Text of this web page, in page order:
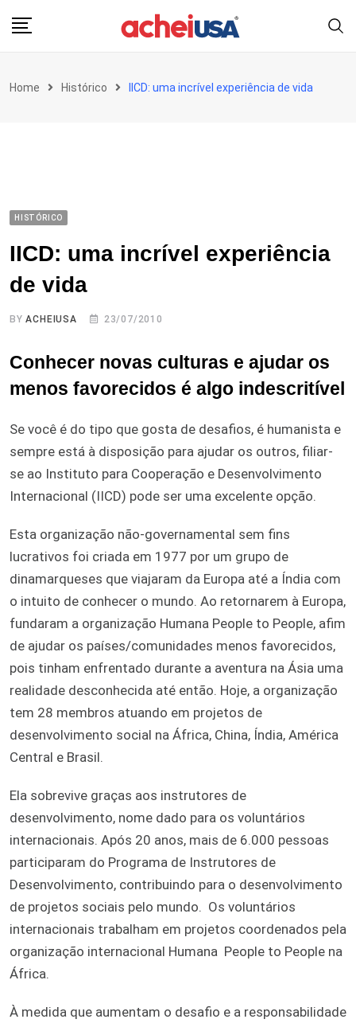
Home Histórico IICD: uma incrível experiência de vida
HISTÓRICO
IICD: uma incrível experiência
de vida
BYACHEIUSA 23/07/2010
Conhecer novas culturas e ajudar os
menos favorecidos é algo indescritível
Se você é do tipo que gosta de desafios, é humanista e
sempre está à disposição para ajudar os outros, filiar-
se ao Instituto para Cooperação e Desenvolvimento
Internacional (IICD) pode ser uma excelente opção.
Esta organização não-governamental sem fins
lucrativos foi criada em 1977 por um grupo de
dinamarqueses que viajaram da Europa até a Índia com
o intuito de conhecer o mundo. Ao retornarem à Europa,
fundaram a organização Humana People to People, afim
de ajudar os países/comunidades menos favorecidos,
pois tinham enfrentado durante a aventura na Ásia uma
realidade desconhecida até então. Hoje, a organização
tem 28 membros atuando em projetos de
desenvolvimento social na África, China, Índia, América
Central e Brasil.
Ela sobrevive graças aos instrutores de
desenvolvimento, nome dado para os voluntários
internacionais. Após 20 anos, mais de 6.000 pessoas
participaram do Programa de Instrutores de
Desenvolvimento, contribuindo para o desenvolvimento
de projetos sociais pelo mundo. Os voluntários
internacionais trabalham em projetos coordenados pela
organização internacional Humana People to People na
África.
À medida que aumentam o desafio e a responsabilidade